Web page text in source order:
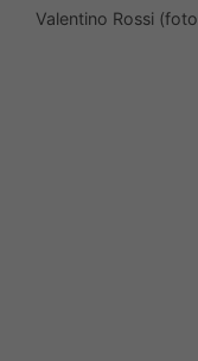
Valentino Rossi